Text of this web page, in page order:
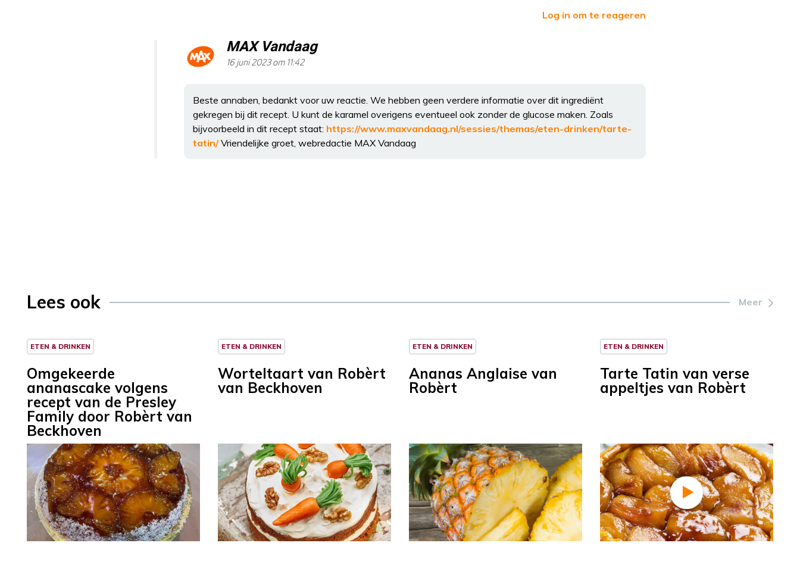
Log in om te reageren
MAX Vandaag
16 juni 2023 om 11:42
Beste annaben, bedankt voor uw reactie. We hebben geen verdere informatie over dit ingrediënt
gekregen bij dit recept. U kunt de karamel overigens eventueel ook zonder de glucose maken. Zoals
bijvoorbeeld in dit recept staat: https://www.maxvandaag.nl/sessies/themas/eten-drinken/tarte-
tatin/Vriendelijke groet, webredactie MAX Vandaag
Lees ook Meer
ETEN & DRINKEN
Omgekeerde
ananascake volgens
recept van de Presley
Family door Robèrt van
Beckhoven
ETEN & DRINKEN
Worteltaart van Robèrt
van Beckhoven
ETEN & DRINKEN
Ananas Anglaise van
Robèrt
ETEN & DRINKEN
Tarte Tatin van verse
appeltjes van Robèrt